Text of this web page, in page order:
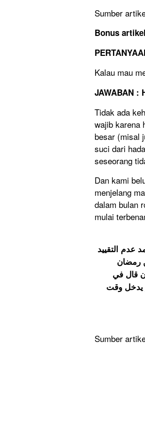
Sumber
Bonus
Kalau mau
JAWABAN :
Tidak ada
wajib karena
besar (misal
suci dari
seseorang
Dan kami
menjelang
dalam bulan
mulai
عدم التقييد
من رمضان
قال في
يدخل وقت
Sumber